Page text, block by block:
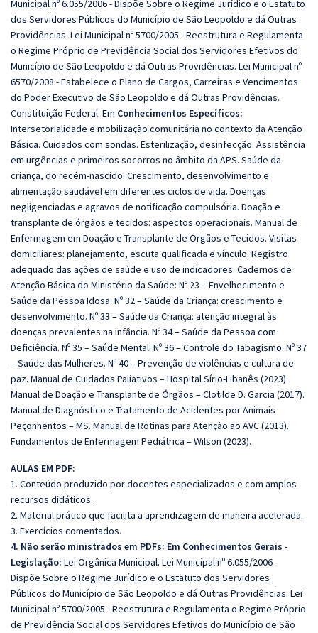
Municipal nº 6.055/2006 - Dispõe Sobre o Regime Jurídico e o Estatuto
dos Servidores Públicos do Município de São Leopoldo e dá Outras
Providências. Lei Municipal nº 5700/2005 - Reestrutura e Regulamenta
o Regime Próprio de Previdência Social dos Servidores Efetivos do
Município de São Leopoldo e dá Outras Providências. Lei Municipal nº
6570/2008 - Estabelece o Plano de Cargos, Carreiras e Vencimentos
do Poder Executivo de São Leopoldo e dá Outras Providências.
Constituição Federal. Em Conhecimentos Específicos:
Intersetorialidade e mobilização comunitária no contexto da Atenção
Básica. Cuidados com sondas. Esterilização, desinfecção. Assistência
em urgências e primeiros socorros no âmbito da APS. Saúde da
criança, do recém-nascido. Crescimento, desenvolvimento e
alimentação saudável em diferentes ciclos de vida. Doenças
negligenciadas e agravos de notificação compulsória. Doação e
transplante de órgãos e tecidos: aspectos operacionais. Manual de
Enfermagem em Doação e Transplante de Órgãos e Tecidos. Visitas
domiciliares: planejamento, escuta qualificada e vínculo. Registro
adequado das ações de saúde e uso de indicadores. Cadernos de
Atenção Básica do Ministério da Saúde: Nº 23 – Envelhecimento e
Saúde da Pessoa Idosa. Nº 32 – Saúde da Criança: crescimento e
desenvolvimento. Nº 33 – Saúde da Criança: atenção integral às
doenças prevalentes na infância. Nº 34 – Saúde da Pessoa com
Deficiência. Nº 35 – Saúde Mental. Nº 36 – Controle do Tabagismo. Nº 37
– Saúde das Mulheres. Nº 40 – Prevenção de violências e cultura de
paz. Manual de Cuidados Paliativos – Hospital Sírio-Libanês (2023).
Manual de Doação e Transplante de Órgãos – Clotilde D. Garcia (2017).
Manual de Diagnóstico e Tratamento de Acidentes por Animais
Peçonhentos – MS. Manual de Rotinas para Atenção ao AVC (2013).
Fundamentos de Enfermagem Pediátrica – Wilson (2023).
AULAS EM PDF:
1. Conteúdo produzido por docentes especializados e com amplos
recursos didáticos.
2. Material prático que facilita a aprendizagem de maneira acelerada.
3. Exercícios comentados.
4. Não serão ministrados em PDFs: Em Conhecimentos Gerais -
Legislação: Lei Orgânica Municipal. Lei Municipal nº 6.055/2006 -
Dispõe Sobre o Regime Jurídico e o Estatuto dos Servidores
Públicos do Município de São Leopoldo e dá Outras Providências. Lei
Municipal nº 5700/2005 - Reestrutura e Regulamenta o Regime Próprio
de Previdência Social dos Servidores Efetivos do Município de São